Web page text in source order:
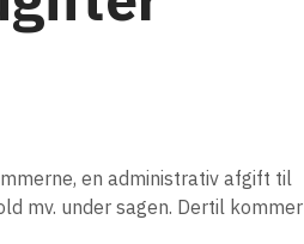
en administrativ afgift til
mv. under sagen. Dertil kommer